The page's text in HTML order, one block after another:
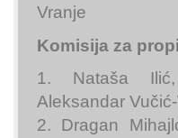
Vranje
Komisija za
1. Nataša
Aleksandar
2. Dragan